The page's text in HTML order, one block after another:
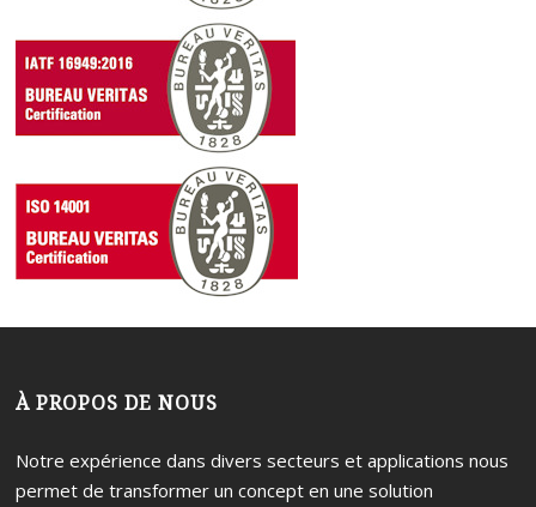
À PROPOS DE NOUS
Notre expérience dans divers secteurs et applications nous
permet de transformer un concept en une solution